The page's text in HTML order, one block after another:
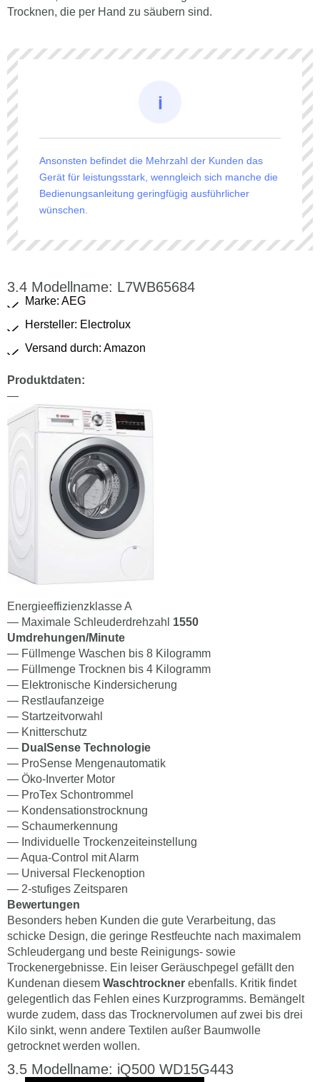
Trocknen, die per Hand zu säubern sind.
Ansonsten befindet die Mehrzahl der Kunden das
Gerät für leistungsstark, wenngleich sich manche die
Bedienungsanleitung geringfügig ausführlicher
wünschen.
Modellname: L7WB65684
Marke: AEG
Hersteller: Electrolux
Versand durch: Amazon
Produktdaten:
—
Energieeffizienzklasse A
— Maximale Schleuderdrehzahl 1550
Umdrehungen/Minute
— Füllmenge Waschen bis 8 Kilogramm
— Füllmenge Trocknen bis 4 Kilogramm
— Elektronische Kindersicherung
— Restlaufanzeige
— Startzeitvorwahl
— Knitterschutz
— DualSense Technologie
— ProSense Mengenautomatik
— Öko-Inverter Motor
— ProTex Schontrommel
— Kondensationstrocknung
— Schaumerkennung
— Individuelle Trockenzeiteinstellung
— Aqua-Control mit Alarm
— Universal Fleckenoption
— 2-stufiges Zeitsparen
Bewertungen
Besonders heben Kunden die gute Verarbeitung, das
schicke Design, die geringe Restfeuchte nach maximalem
Schleudergang und beste Reinigungs- sowie
Trockenergebnisse. Ein leiser Geräuschpegel gefällt den
Kundenan diesem Waschtrockner ebenfalls. Kritik findet
gelegentlich das Fehlen eines Kurzprogramms. Bemängelt
wurde zudem, dass das Trocknervolumen auf zwei bis drei
Kilo sinkt, wenn andere Textilen außer Baumwolle
getrocknet werden wollen.
Modellname: iQ500 WD15G443